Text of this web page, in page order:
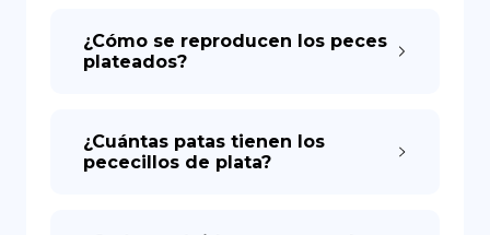
¿Cómo se reproducen los peces
plateados?
¿Cuántas patas tienen los
pececillos de plata?